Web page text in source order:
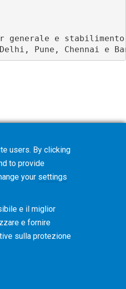
generale e
Pune, Chennai e
users. By clicking
to provide
your settings
e il miglior
e fornire
sulla protezione